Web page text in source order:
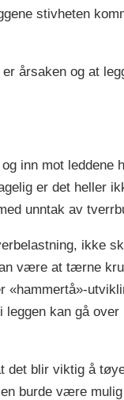
stivheten
årsaken og at
inn mot leddene
er det heller
unntak av
ikke
være at tærne
kan gå over
det blir viktig å
burde være